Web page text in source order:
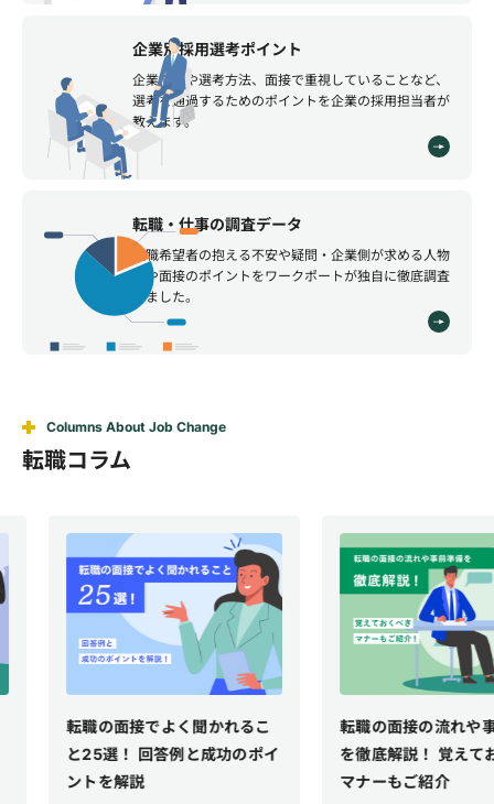
企業別採用選考ポイント
企業情報や選考方法、面接で重視していることなど、
選考を通過するためのポイントを企業の採用担当者が
教えます。
転職・仕事の調査データ
転職希望者の抱える不安や疑問・企業側が求める人物
像や面接のポイントをワークポートが独自に徹底調査
しました。
Columns About Job Change
転職コラム
転職の面接でよく聞かれるこ
と25選！ 回答例と成功のポイ
ントを解説
転職の面接の流れや事前
を徹底解説！ 覚えておく
マナーもご紹介